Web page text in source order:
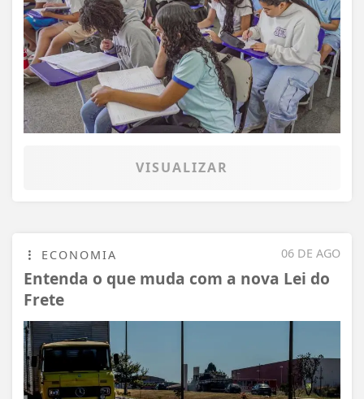
VISUALIZAR
06 DE AGO
ECONOMIA
Entenda o que muda com a nova Lei do
Frete